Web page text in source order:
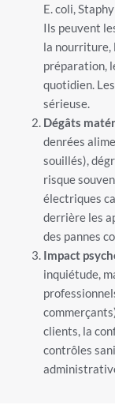
E. coli,
Ils peuvent
la nourriture,
préparation,
quotidien.
sérieuse.
Dégâts
denrées
souillés),
risque
électriques
derrière les
des pannes
Impact
inquiétude,
clients, la
contrôles